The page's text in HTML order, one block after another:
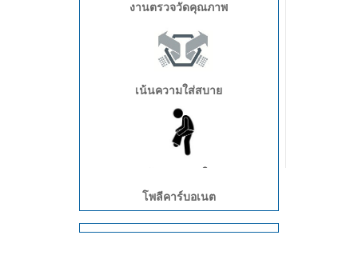
อุตสาหกรรมโลจิสติกส์/คลังสินค้า/
งานจัดส่ง
งานตรวจวัดคุณภาพ
เน้นความใส่สบาย
โพลีคาร์บอเนต